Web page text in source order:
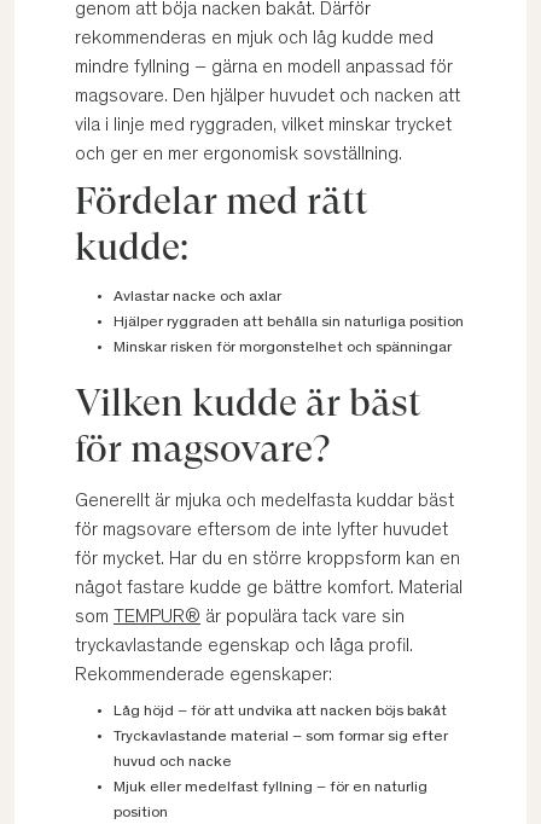
genom att böja nacken bakåt. Därför
rekommenderas en mjuk och låg kudde med
mindre fyllning – gärna en modell anpassad för
magsovare. Den hjälper huvudet och nacken att
vila i linje med ryggraden, vilket minskar trycket
och ger en mer ergonomisk sovställning.
Fördelar med rätt
kudde:
Avlastar nacke och axlar
Hjälper ryggraden att behålla sin naturliga position
Minskar risken för morgonstelhet och spänningar
Vilken kudde är bäst
för magsovare?
Generellt är mjuka och medelfasta kuddar bäst
för magsovare eftersom de inte lyfter huvudet
för mycket. Har du en större kroppsform kan en
något fastare kudde ge bättre komfort. Material
som TEMPUR® är populära tack vare sin
tryckavlastande egenskap och låga profil.
Rekommenderade egenskaper:
Låg höjd – för att undvika att nacken böjs bakåt
Tryckavlastande material – som formar sig efter
huvud och nacke
Mjuk eller medelfast fyllning – för en naturlig
position